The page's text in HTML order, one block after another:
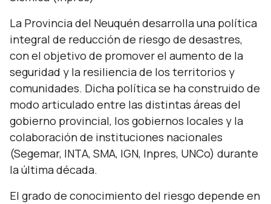
La Provincia del Neuquén desarrolla una política
integral de reducción de riesgo de desastres,
con el objetivo de promover el aumento de la
seguridad y la resiliencia de los territorios y
comunidades. Dicha política se ha construido de
modo articulado entre las distintas áreas del
gobierno provincial, los gobiernos locales y la
colaboración de instituciones nacionales
(Segemar, INTA, SMA, IGN, Inpres, UNCo) durante
la última década.
El grado de conocimiento del riesgo depende en